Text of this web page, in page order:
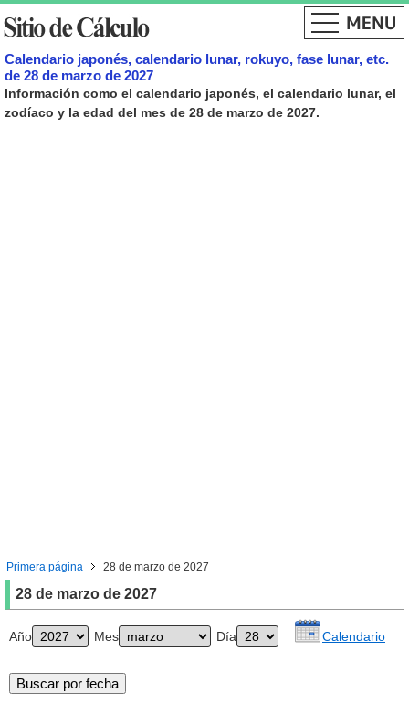
Calendario japonés, calendario lunar, rokuyo, fase lunar, etc.
de 28 de marzo de 2027
Información como el calendario japonés, el calendario lunar, el
zodíaco y la edad del mes de 28 de marzo de 2027.
Primera página 28 de marzo de 2027
28 de marzo de 2027
Año Mes Día Calendario